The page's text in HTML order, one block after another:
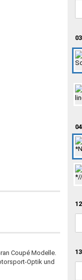
Coupé Modelle.
Optik und